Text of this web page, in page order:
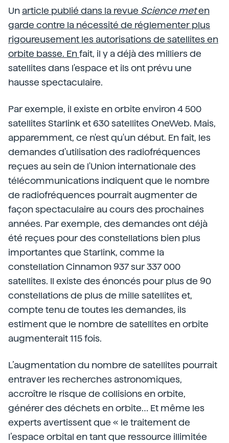
Un article publié dans la revue Science meten
garde contre la nécessité de réglementer plus
rigoureusement les autorisations de satellites en
orbite basse. Enfait, il y a déjà des milliers de
satellites dans l'espace et ils ont prévu une
hausse spectaculaire.
Par exemple, il existe en orbite environ 4 500
satellites Starlink et 630 satellites OneWeb. Mais,
apparemment, ce n'est qu'un début. En fait, les
demandes d'utilisation des radiofréquences
reçues au sein de l'Union internationale des
télécommunications indiquent que le nombre
de radiofréquences pourrait augmenter de
façon spectaculaire au cours des prochaines
années. Par exemple, des demandes ont déjà
été reçues pour des constellations bien plus
importantes que Starlink, comme la
constellation Cinnamon 937 sur 337 000
satellites. Il existe des énoncés pour plus de 90
constellations de plus de mille satellites et,
compte tenu de toutes les demandes, ils
estiment que le nombre de satellites en orbite
augmenterait 115 fois.
L’augmentation du nombre de satellites pourrait
entraver les recherches astronomiques,
accroître le risque de collisions en orbite,
générer des déchets en orbite… Et même les
experts avertissent que « le traitement de
l’espace orbital en tant que ressource illimitée